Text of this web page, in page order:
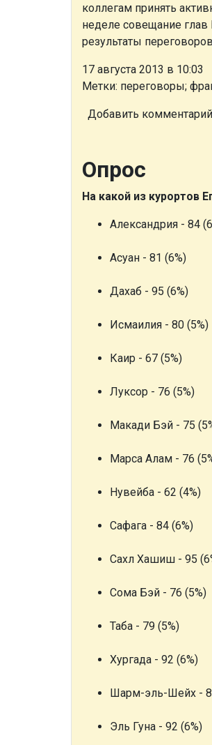
коллегам принять
неделе совещание
результаты
17 августа 2013 в 10:03
Метки: переговоры;
Добавить комментарий
Опрос
На какой из курортов
Александрия - 84
Асуан - 81 (6%)
Дахаб - 95 (6%)
Исмаилия - 80 (5%)
Каир - 67 (5%)
Луксор - 76 (5%)
Макади Бэй - 75
Марса Алам - 76
Нувейба - 62 (4%)
Сафага - 84 (6%)
Сахл Хашиш - 95
Сома Бэй - 76 (5%)
Таба - 79 (5%)
Хургада - 92 (6%)
Шарм-эль-Шейх -
Эль Гуна - 92 (6%)